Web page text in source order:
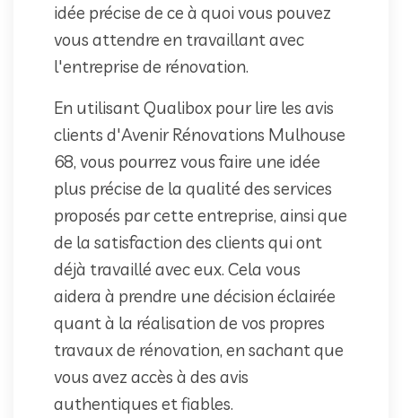
idée précise de ce à quoi vous pouvez
vous attendre en travaillant avec
l'entreprise de rénovation.
En utilisant Qualibox pour lire les avis
clients d'Avenir Rénovations Mulhouse
68, vous pourrez vous faire une idée
plus précise de la qualité des services
proposés par cette entreprise, ainsi que
de la satisfaction des clients qui ont
déjà travaillé avec eux. Cela vous
aidera à prendre une décision éclairée
quant à la réalisation de vos propres
travaux de rénovation, en sachant que
vous avez accès à des avis
authentiques et fiables.